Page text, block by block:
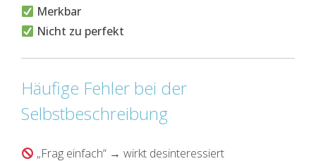
Merkbar
Nicht zu perfekt
Häufige Fehler bei der
Selbstbeschreibung
„Frag einfach“ → wirkt desinteressiert